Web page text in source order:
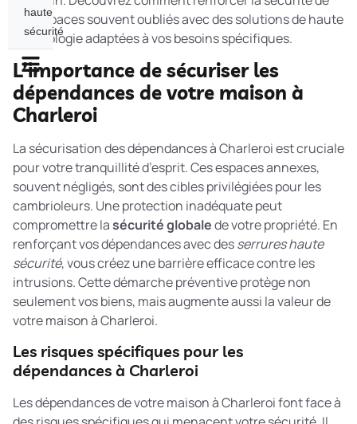
ces espaces souvent oubliés avec des solutions de haute
technologie adaptées à vos besoins spécifiques.
L’importance de sécuriser les
dépendances de votre maison à
Charleroi
La sécurisation des dépendances à Charleroi est cruciale
pour votre tranquillité d’esprit. Ces espaces annexes,
souvent négligés, sont des cibles privilégiées pour les
cambrioleurs. Une protection inadéquate peut
compromettre lasécurité globalede votre propriété. En
renforçant vos dépendances avec desserrures haute
sécurité, vous créez une barrière efficace contre les
intrusions. Cette démarche préventive protège non
seulement vos biens, mais augmente aussi la valeur de
votre maison à Charleroi.
Les risques spécifiques pour les
dépendances à Charleroi
Les dépendances de votre maison à Charleroi font face à
haute
sécurité